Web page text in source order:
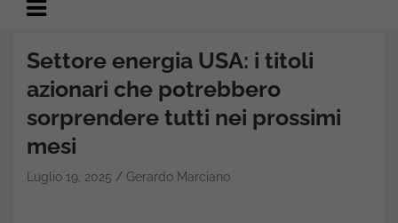
Settore energia USA: i titoli
azionari che potrebbero
sorprendere tutti nei prossimi
mesi
Luglio 19, 2025 Gerardo Marciano